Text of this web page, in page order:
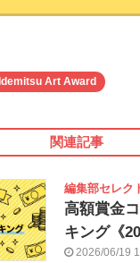
Idemitsu Art Award
関連記事
編集部セレク
高額賞金
キング《
2026/06/19